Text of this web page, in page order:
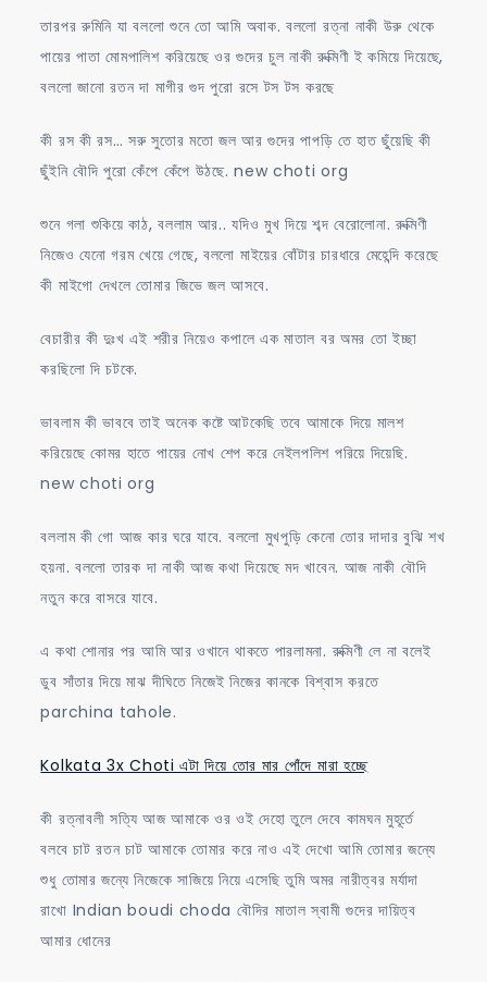
তারপর রুমিনি যা বললো শুনে তো আমি অবাক. বললো রত্না নাকী উরু থেকে
পায়ের পাতা মোমপালিশ করিয়েছে ওর গুদের চুল নাকী রুক্মিণী ই কমিয়ে দিয়েছে,
বললো জানো রতন দা মাগীর গুদ পুরো রসে টস টস করছে
কী রস কী রস… সরু সুতোর মতো জল আর গুদের পাপড়ি তে হাত ছুঁয়েছি কী
ছুঁইনি বৌদি পুরো কেঁপে কেঁপে উঠছে. new choti org
শুনে গলা শুকিয়ে কাঠ, বললাম আর.. যদিও মুখ দিয়ে শব্দ বেরোলোনা. রুক্মিণী
নিজেও যেনো গরম খেয়ে গেছে, বললো মাইয়ের বোঁটার চারধারে মেহেন্দি করেছে
কী মাইগো দেখলে তোমার জিভে জল আসবে.
বেচারীর কী দুঃখ এই শরীর নিয়েও কপালে এক মাতাল বর অমর তো ইচ্ছা
করছিলো দি চটকে.
ভাবলাম কী ভাববে তাই অনেক কষ্টে আটকেছি তবে আমাকে দিয়ে মালশ
করিয়েছে কোমর হাতে পায়ের নোখ শেপ করে নেইলপলিশ পরিয়ে দিয়েছি.
new choti org
বললাম কী গো আজ কার ঘরে যাবে. বললো মুখপুড়ি কেনো তোর দাদার বুঝি শখ
হয়না. বললো তারক দা নাকী আজ কথা দিয়েছে মদ খাবেন. আজ নাকী বৌদি
নতুন করে বাসরে যাবে.
এ কথা শোনার পর আমি আর ওখানে থাকতে পারলামনা. রুক্মিণী লে না বলেই
ডুব সাঁতার দিয়ে মাঝ দীঘিতে নিজেই নিজের কানকে বিশ্বাস করতে
parchina tahole.
Kolkata 3x Choti এটা দিয়ে তোর মার পোঁদে মারা হচ্ছে
কী রত্নাবলী সত্যি আজ আমাকে ওর ওই দেহো তুলে দেবে কামঘন মুহূর্তে
বলবে চাট রতন চাট আমাকে তোমার করে নাও এই দেখো আমি তোমার জন্যে
শুধু তোমার জন্যে নিজেকে সাজিয়ে নিয়ে এসেছি তুমি অমর নারীত্বর মর্যাদা
রাখো Indian boudi choda বৌদির মাতাল স্বামী গুদের দায়িত্ব
আমার ধোনের